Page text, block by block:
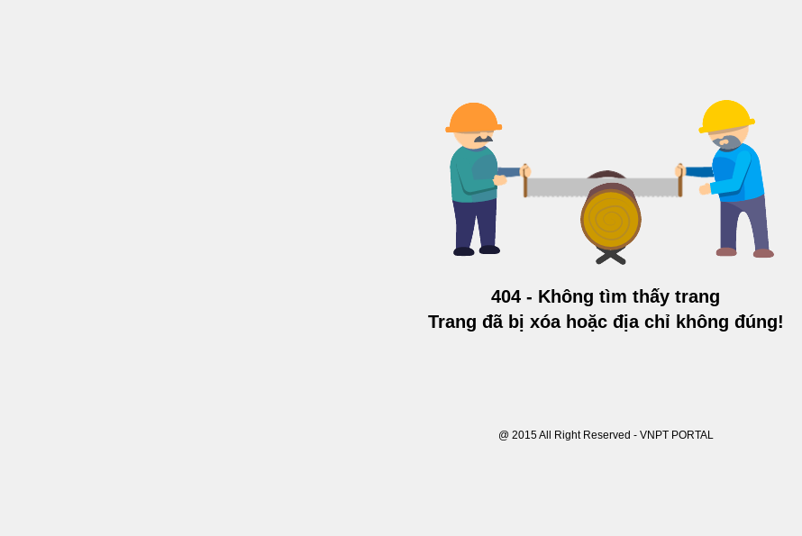
404 - Không tìm thấy trang
Trang đã bị xóa hoặc địa chỉ không đúng!
@ 2015 All Right Reserved - VNPT PORTAL